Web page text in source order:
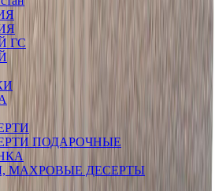
ГС
ПОДАРОЧНЫЕ
МАХРОВЫЕ ДЕСЕРТЫ